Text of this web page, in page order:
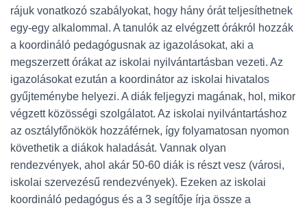
rájuk vonatkozó szabályokat, hogy hány órát teljesíthetnek
egy-egy alkalommal. A tanulók az elvégzett órákról hozzák
a koordináló pedagógusnak az igazolásokat, aki a
megszerzett órákat az iskolai nyilvántartásban vezeti. Az
igazolásokat ezután a koordinátor az iskolai hivatalos
gyűjteménybe helyezi. A diák feljegyzi magának, hol, mikor
végzett közösségi szolgálatot. Az iskolai nyilvántartáshoz
az osztályfőnökök hozzáférnek, így folyamatosan nyomon
követhetik a diákok haladását. Vannak olyan
rendezvények, ahol akár 50-60 diák is részt vesz (városi,
iskolai szervezésű rendezvények). Ezeken az iskolai
koordináló pedagógus és a 3 segítője írja össze a